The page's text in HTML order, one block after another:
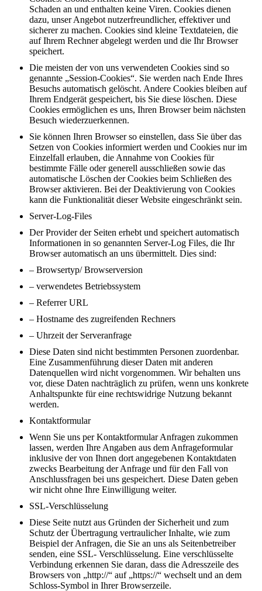
Schaden an und enthalten keine Viren. Cookies dienen
dazu, unser Angebot nutzerfreundlicher, effektiver und
sicherer zu machen. Cookies sind kleine Textdateien, die
auf Ihrem Rechner abgelegt werden und die Ihr Browser
speichert.
Die meisten der von uns verwendeten Cookies sind so
genannte „Session-Cookies“. Sie werden nach Ende Ihres
Besuchs automatisch gelöscht. Andere Cookies bleiben auf
Ihrem Endgerät gespeichert, bis Sie diese löschen. Diese
Cookies ermöglichen es uns, Ihren Browser beim nächsten
Besuch wiederzuerkennen.
Sie können Ihren Browser so einstellen, dass Sie über das
Setzen von Cookies informiert werden und Cookies nur im
Einzelfall erlauben, die Annahme von Cookies für
bestimmte Fälle oder generell ausschließen sowie das
automatische Löschen der Cookies beim Schließen des
Browser aktivieren. Bei der Deaktivierung von Cookies
kann die Funktionalität dieser Website eingeschränkt sein.
Server-Log-Files
Der Provider der Seiten erhebt und speichert automatisch
Informationen in so genannten Server-Log Files, die Ihr
Browser automatisch an uns übermittelt. Dies sind:
– Browsertyp/ Browserversion
– verwendetes Betriebssystem
– Referrer URL
– Hostname des zugreifenden Rechners
– Uhrzeit der Serveranfrage
Diese Daten sind nicht bestimmten Personen zuordenbar.
Eine Zusammenführung dieser Daten mit anderen
Datenquellen wird nicht vorgenommen. Wir behalten uns
vor, diese Daten nachträglich zu prüfen, wenn uns konkrete
Anhaltspunkte für eine rechtswidrige Nutzung bekannt
werden.
Kontaktformular
Wenn Sie uns per Kontaktformular Anfragen zukommen
lassen, werden Ihre Angaben aus dem Anfrageformular
inklusive der von Ihnen dort angegebenen Kontaktdaten
zwecks Bearbeitung der Anfrage und für den Fall von
Anschlussfragen bei uns gespeichert. Diese Daten geben
wir nicht ohne Ihre Einwilligung weiter.
SSL-Verschlüsselung
Diese Seite nutzt aus Gründen der Sicherheit und zum
Schutz der Übertragung vertraulicher Inhalte, wie zum
Beispiel der Anfragen, die Sie an uns als Seitenbetreiber
senden, eine SSL- Verschlüsselung. Eine verschlüsselte
Verbindung erkennen Sie daran, dass die Adresszeile des
Browsers von „http://“ auf „https://“ wechselt und an dem
Schloss-Symbol in Ihrer Browserzeile.